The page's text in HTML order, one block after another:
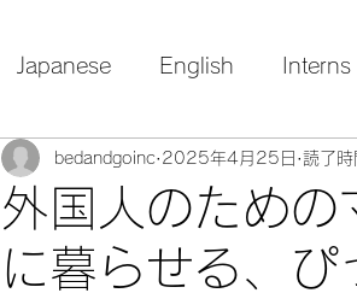
Japanese English
外国人のための
に暮らせる、
bedandgoinc 2025年4月25日 読了